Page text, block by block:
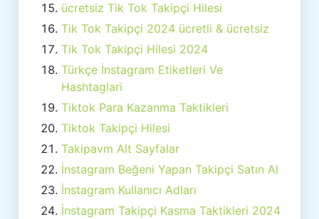
ücretsiz Tik Tok Takipçi Hilesi
Tik Tok Takipçi 2024 ücretli & ücretsiz
Tik Tok Takipçi Hilesi 2024
Türkçe İnstagram Etiketleri Ve
Hashtaglari
Tiktok Para Kazanma Taktikleri
Tiktok Takipçi Hilesi
Takipavm Alt Sayfalar
İnstagram Beğeni Yapan Takipçi Satın Al
İnstagram Kullanıcı Adları
İnstagram Takipçi Kasma Taktikleri 2024